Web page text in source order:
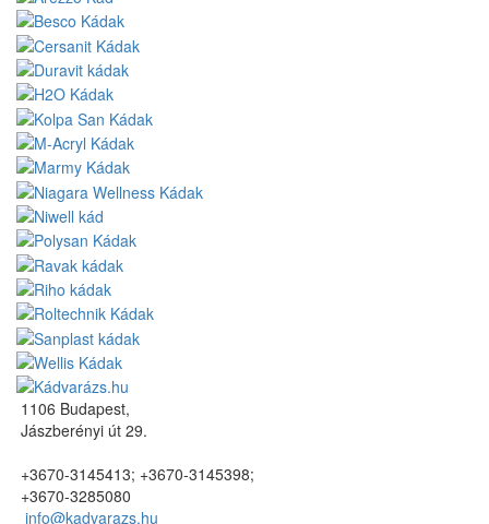
1106 Budapest,
Jászberényi út 29.
+3670-3145413; +3670-3145398;
+3670-3285080
info@kadvarazs.hu